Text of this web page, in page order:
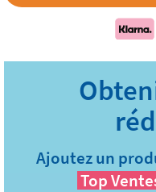
Ajoutez un
Top